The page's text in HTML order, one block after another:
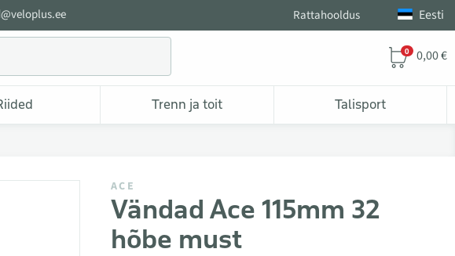
Rattahooldus Eesti
0 0,00 €
Trenn ja toit Talisport
ACE
Vändad Ace 115mm 32
hõbe must